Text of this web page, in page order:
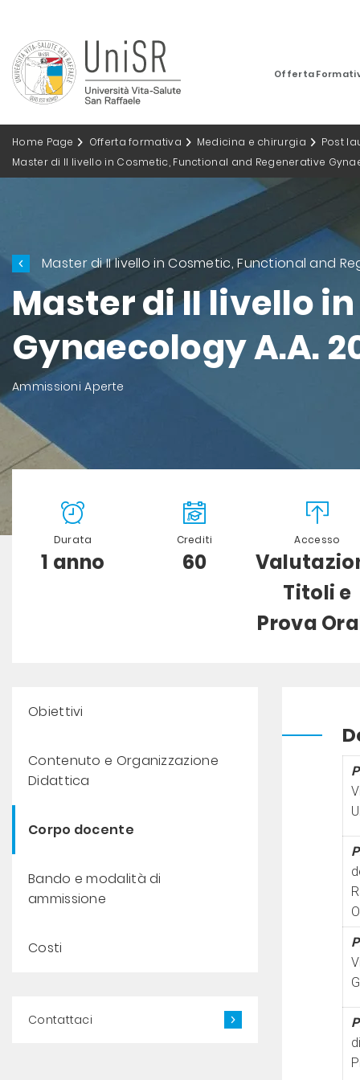
Offerta
Home Page Offerta formativa Medicina e chirurgia Post
Master di II livello in Cosmetic, Functional and Regenerative
Master di II livello in Cosmetic, Functional and
Master di II livello
Gynaecology A.A.
Ammissioni Aperte
Durata
1 anno
Crediti
60
Accesso
Titoli e
Prova
Obiettivi
Contenuto e Organizzazione
Didattica
Corpo docente
Bando e modalità di
ammissione
Costi
Contattaci